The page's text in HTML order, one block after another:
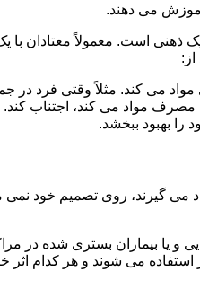
آموزش می دهند.
ذهنی است. معمولاً معتادان
می کند. مثلاً وقتی فرد در
مصرف مواد می کند، اجتناب
را بهبود ببخشد.
گیرند، روی تصمیم خود نمی
یا بیماران بستری شده در
می شوند و هر کدام اثر